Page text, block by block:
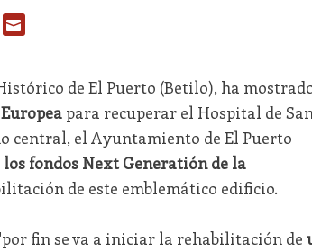
de El Puerto (Betilo), ha
para recuperar el Hospital de
central, el Ayuntamiento de El Puerto
fondos Next Generatión de la
de este emblemático edificio.
fin se va a iniciar la rehabilitación de